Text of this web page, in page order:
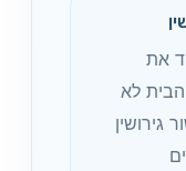
את
לא
גירושין